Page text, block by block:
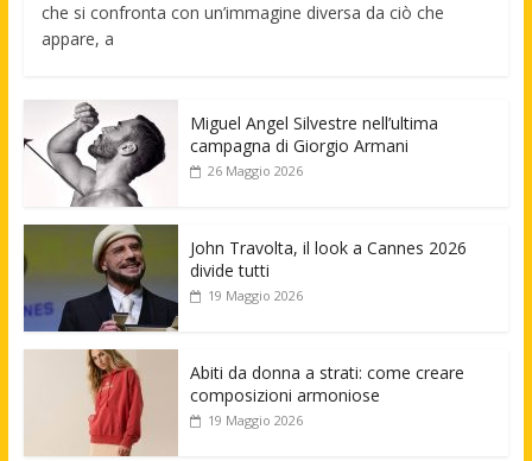
che si confronta con un’immagine diversa da ciò che
appare, a
Miguel Angel Silvestre nell’ultima
campagna di Giorgio Armani
26 Maggio 2026
John Travolta, il look a Cannes 2026
divide tutti
19 Maggio 2026
Abiti da donna a strati: come creare
composizioni armoniose
19 Maggio 2026